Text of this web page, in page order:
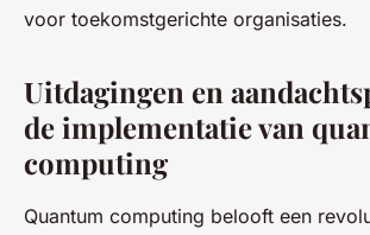
voor toekomstgerichte organisaties.
Uitdagingen en
de implementatie van
computing
Quantum computing belooft een